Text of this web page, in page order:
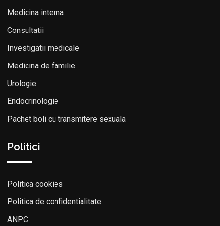
Medicina interna
Consultatii
Investigatii medicale
Medicina de familie
Urologie
Endocrinologie
Pachet boli cu transmitere sexuala
Politici
Politica cookies
Politica de confidentialitate
ANPC